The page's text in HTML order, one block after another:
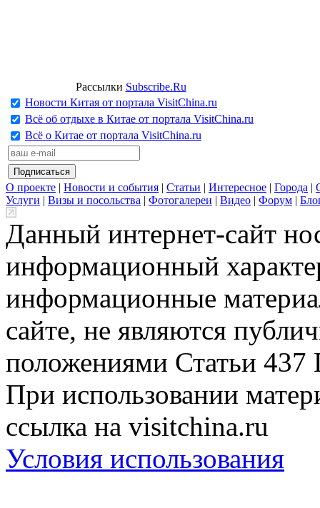
Рассылки Subscribe.Ru
Новости Китая от портала VisitChina.ru
Всё об отдыхе в Китае от портала VisitChina.ru
Всё о Китае от портала VisitChina.ru
О проекте | Новости и события | Статьи | Интересное | Города |
Услуги | Визы и посольства | Фотогалереи | Видео | Форум |
Данный интернет-сайт
информационный
информационные
сайте, не являются
положениями Статьи 437
При использовании
ссылка на visitchina.ru
Условия использования